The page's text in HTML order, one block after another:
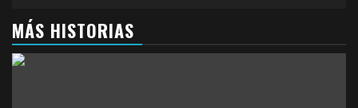
MÁS HISTORIAS